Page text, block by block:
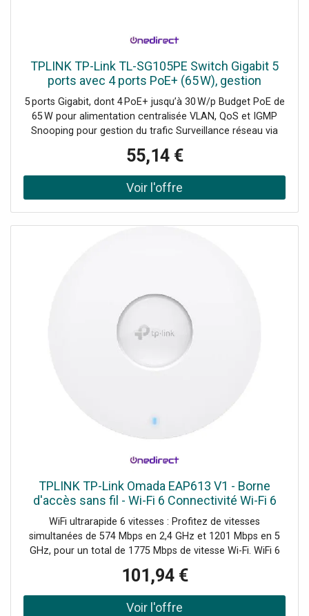
TPLINK TP-Link TL-SG105PE Switch Gigabit 5
ports avec 4 ports PoE+ (65 W), gestion
VLAN/QoS et interface web
5 ports Gigabit, dont 4 PoE+ jusqu’à 30 W/p Budget PoE de
65 W pour alimentation centralisée VLAN, QoS et IGMP
Snooping pour gestion du trafic Surveillance réseau via
pour redémarrage automatique Mode fanless pour un
fonctionnement silencieux Installation plug‑and‑play, prêt
en quelques minutes Compact (100 × 100 × 25 mm), design
discret
55,14 €
TPLINK TP-Link Omada EAP613 V1 - Borne
d'accès sans fil - Wi-Fi 6 Connectivité Wi-Fi 6
ultrarapide pour tous vos besoins de réseau !
WiFi ultrarapide 6 vitesses : Profitez de vitesses
simultanées de 574 Mbps en 2,4 GHz et 1201 Mbps en 5
GHz, pour un total de 1775 Mbps de vitesse Wi-Fi. WiFi 6
dispositifs connectés de bénéficier de vitesses plus
rapides. Gestion centralisée via le Cloud : Gérez l'ensemble
du réseau localement ou depuis le cloud via l'interface
101,94 €